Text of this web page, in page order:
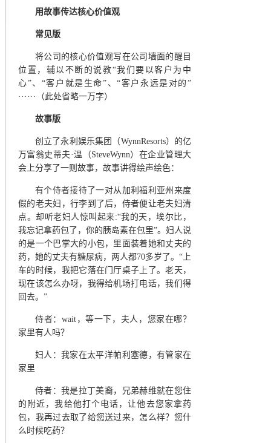
用故事传达核心价值观
常见版
将公司的核心价值观写在公司墙面的醒目
位置，辅以不断的说教“我们要以客户为中
心”、“客户就是生命”、“客户永远是对的”
······（此处省略一万字）
故事版
创立了永利娱乐集团 （WynnResorts） 的亿
万富翁史蒂夫 ·温 （SteveWynn） 在企业管理大
会上分享了一则故事，故事讲得绘声绘色：
有个侍者接待了一对从加利福利亚州来度
假的老夫妇，行李到了后，侍者便让老夫妇清
点。却听老妇人惊叫起来:“我的天，埃尔比，
我忘记拿药包了，你的胰岛素在包里”。妇人说
的是一个巴掌大的小包，里面装着她和丈夫的
药，她的丈夫有糖尿病，两人都70多岁了。“上
车的时候，我把它落在门厅桌子上了。老天，
现在该怎么办呀，我得给机场打电话，我们得
回去。”
侍者： wait，等一下，夫人，您家在哪？
家里有人吗？
妇人 ：我家在太平洋帕利塞德，有管家在
家里
侍者 ：我是拉丁美裔，兄弟赫维就在您住
的附近，我给他打个电话，让他去您家拿药
包，我再过去取了给您送过来，怎么样？您什
么时候吃药？